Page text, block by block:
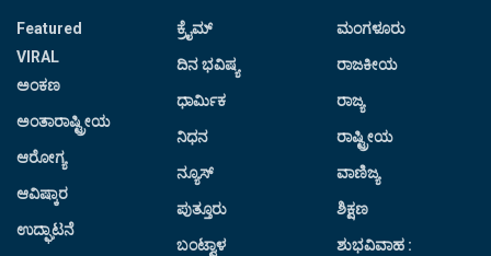
Featured
VIRAL
ಅಂಕಣ
ಅಂತಾರಾಷ್ಟ್ರೀಯ
ಆರೋಗ್ಯ
ಆವಿಷ್ಕಾರ
ಉದ್ಘಾಟನೆ
ಕ್ರೈಮ್
ದಿನ ಭವಿಷ್ಯ
ಧಾರ್ಮಿಕ
ನಿಧನ
ನ್ಯೂಸ್
ಪುತ್ತೂರು
ಬಂಟ್ವಾಳ
ಮಂಗಳೂರು
ರಾಜಕೀಯ
ರಾಜ್ಯ
ರಾಷ್ಟ್ರೀಯ
ವಾಣಿಜ್ಯ
ಶಿಕ್ಷಣ
ಶುಭವಿವಾಹ :